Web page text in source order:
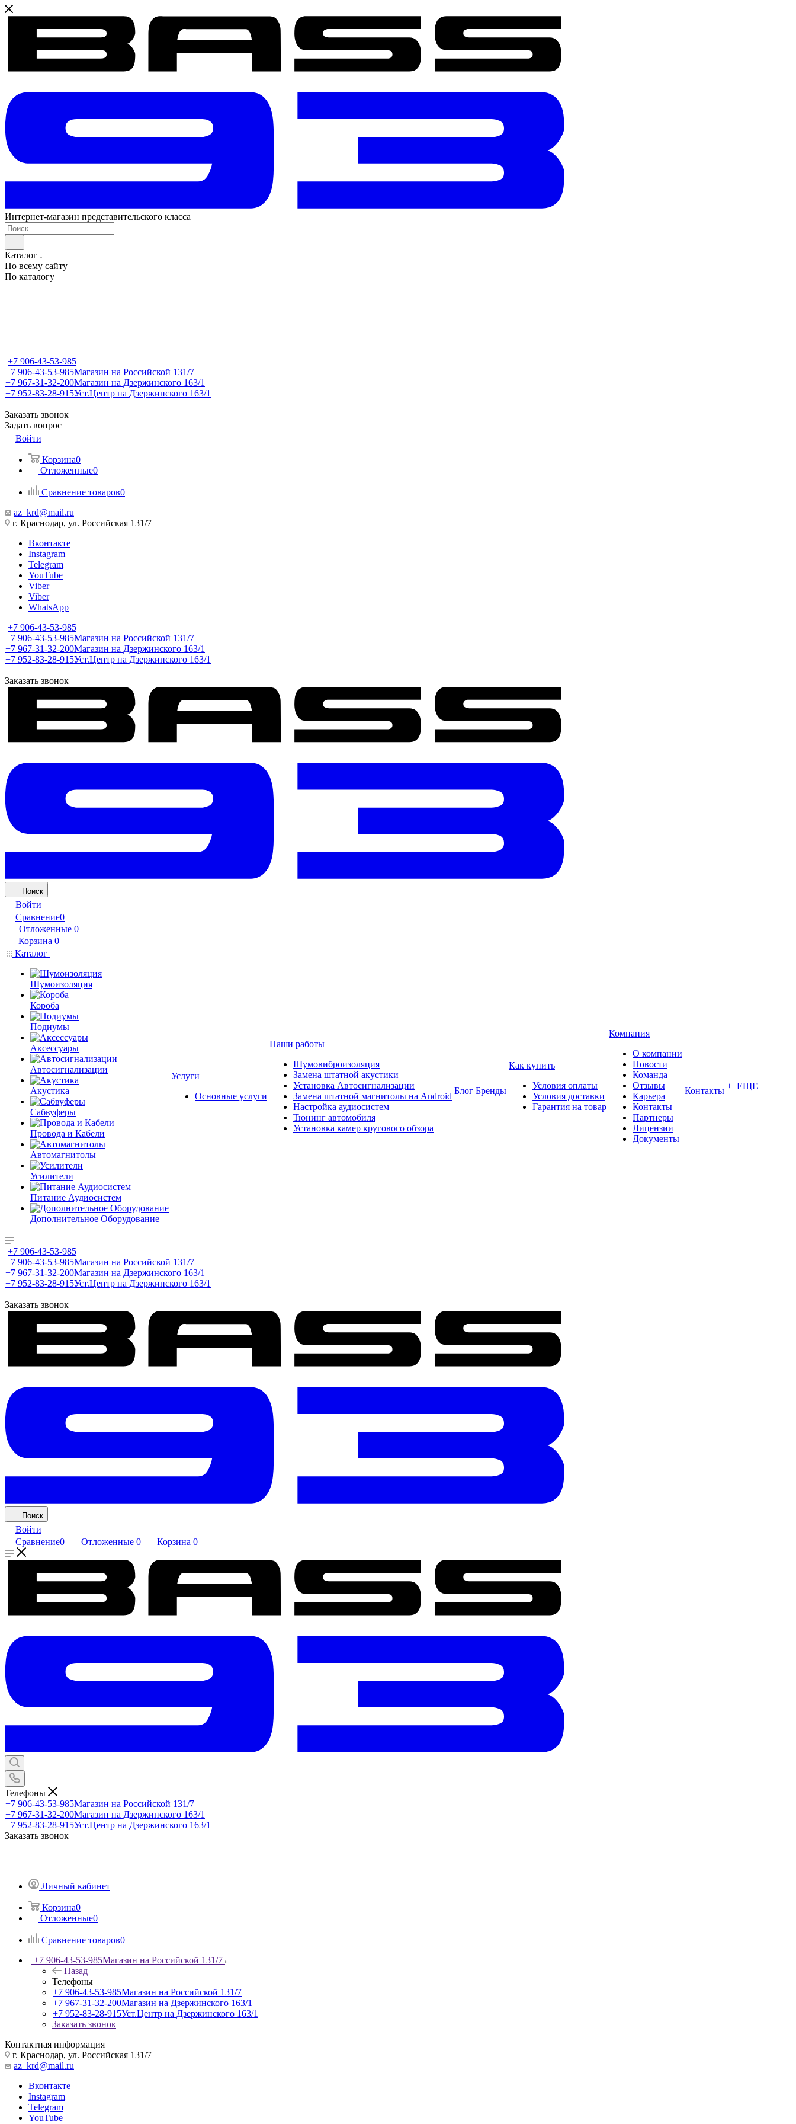
Интернет-магазин представительского класса
Каталог
По всему сайту
По каталогу
+7 906-43-53-985
+7 906-43-53-985Магазин на Российской 131/7
+7 967-31-32-200Магазин на Дзержинского 163/1
+7 952-83-28-915Уст.Центр на Дзержинского 163/1
Заказать звонок
Задать вопрос
Войти
Корзина0
Отложенные0
Сравнение товаров0
az_krd@mail.ru
г. Краснодар, ул. Российская 131/7
Вконтакте
Instagram
Telegram
YouTube
Viber
Viber
WhatsApp
+7 906-43-53-985
+7 906-43-53-985Магазин на Российской 131/7
+7 967-31-32-200Магазин на Дзержинского 163/1
+7 952-83-28-915Уст.Центр на Дзержинского 163/1
Заказать звонок
Поиск
Войти
Сравнение0
Отложенные 0
Корзина 0
Каталог
Шумоизоляция
Короба
Подиумы
Аксессуары
Автосигнализации
Акустика
Сабвуферы
Провода и Кабели
Автомагнитолы
Усилители
Питание Аудиосистем
Дополнительное Оборудование
Услуги
Основные услуги
Наши работы
Шумовиброизоляция
Замена штатной акустики
Установка Автосигнализации
Замена штатной магнитолы на Android
Настройка аудиосистем
Тюнинг автомобиля
Установка камер кругового обзора
Блог Бренды
Как купить
Условия оплаты
Условия доставки
Гарантия на товар
Компания
О компании
Новости
Команда
Отзывы
Карьера
Контакты
Партнеры
Лицензии
Документы
Контакты + ЕЩЕ
+7 906-43-53-985
+7 906-43-53-985Магазин на Российской 131/7
+7 967-31-32-200Магазин на Дзержинского 163/1
+7 952-83-28-915Уст.Центр на Дзержинского 163/1
Заказать звонок
Поиск
Войти
Сравнение0 Отложенные 0 Корзина 0
Телефоны
+7 906-43-53-985Магазин на Российской 131/7
+7 967-31-32-200Магазин на Дзержинского 163/1
+7 952-83-28-915Уст.Центр на Дзержинского 163/1
Заказать звонок
Личный кабинет
Корзина0
Отложенные0
Сравнение товаров0
+7 906-43-53-985Магазин на Российской 131/7
Назад
Телефоны
+7 906-43-53-985Магазин на Российской 131/7
+7 967-31-32-200Магазин на Дзержинского 163/1
+7 952-83-28-915Уст.Центр на Дзержинского 163/1
Заказать звонок
Контактная информация
г. Краснодар, ул. Российская 131/7
az_krd@mail.ru
Вконтакте
Instagram
Telegram
YouTube